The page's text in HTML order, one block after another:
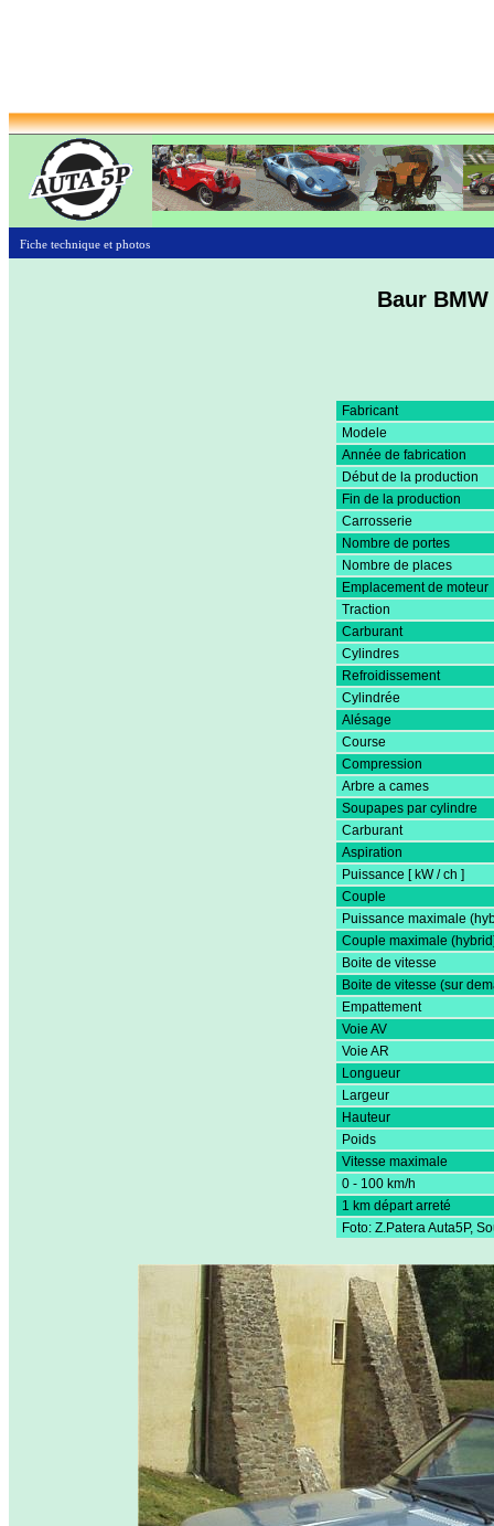
Fiche technique et photos
Baur
Fabricant
Modele
Année de fabrication
Début de la production
Fin de la production
Carrosserie
Nombre de portes
Nombre de places
Emplacement de moteur
Traction
Carburant
Cylindres
Refroidissement
Cylindrée
Alésage
Course
Compression
Arbre a cames
Soupapes par cylindre
Carburant
Aspiration
Puissance [ kW / ch ]
Couple
Puissance maximale
Couple maximale
Boite de vitesse
Boite de vitesse (sur
Empattement
Voie AV
Voie AR
Longueur
Largeur
Hauteur
Poids
Vitesse maximale
0 - 100 km/h
1 km départ arreté
Foto: Z.Patera Auta5P,